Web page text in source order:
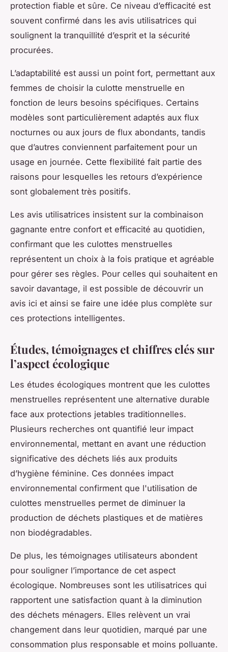
protection fiable et sûre. Ce niveau d’efficacité est
souvent confirmé dans les avis utilisatrices qui
soulignent la tranquillité d’esprit et la sécurité
procurées.
L’adaptabilité est aussi un point fort, permettant aux
femmes de choisir la culotte menstruelle en
fonction de leurs besoins spécifiques. Certains
modèles sont particulièrement adaptés aux flux
nocturnes ou aux jours de flux abondants, tandis
que d’autres conviennent parfaitement pour un
usage en journée. Cette flexibilité fait partie des
raisons pour lesquelles les retours d’expérience
sont globalement très positifs.
Les avis utilisatrices insistent sur la combinaison
gagnante entre confort et efficacité au quotidien,
confirmant que les culottes menstruelles
représentent un choix à la fois pratique et agréable
pour gérer ses règles. Pour celles qui souhaitent en
savoir davantage, il est possible de découvrir un
avis ici et ainsi se faire une idée plus complète sur
ces protections intelligentes.
Études, témoignages et chiffres clés sur
l’aspect écologique
Les études écologiques montrent que les culottes
menstruelles représentent une alternative durable
face aux protections jetables traditionnelles.
Plusieurs recherches ont quantifié leur impact
environnemental, mettant en avant une réduction
significative des déchets liés aux produits
d’hygiène féminine. Ces données impact
environnemental confirment que l'utilisation de
culottes menstruelles permet de diminuer la
production de déchets plastiques et de matières
non biodégradables.
De plus, les témoignages utilisateurs abondent
pour souligner l’importance de cet aspect
écologique. Nombreuses sont les utilisatrices qui
rapportent une satisfaction quant à la diminution
des déchets ménagers. Elles relèvent un vrai
changement dans leur quotidien, marqué par une
consommation plus responsable et moins polluante.